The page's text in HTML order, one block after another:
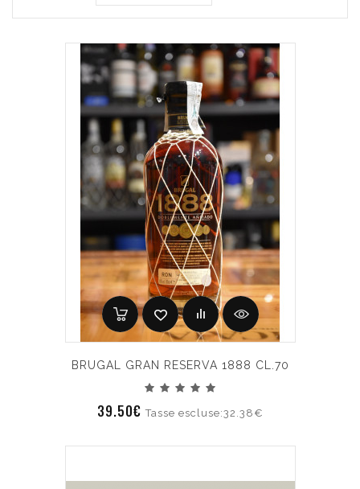
BRUGAL GRAN RESERVA 1888 CL.70
39.50€Tasse escluse:32.38€